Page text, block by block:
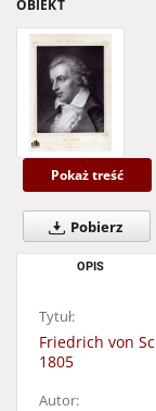
OBIEKT
Pokaż treść
Pobierz
OPIS
Tytuł:
Friedrich von
1805
Autor: